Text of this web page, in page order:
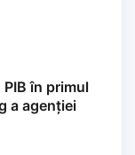
în primul
a agenției